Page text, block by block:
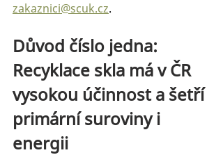
zakaznici@scuk.cz.
Důvod číslo jedna:
Recyklace skla má v ČR
vysokou účinnost a šetří
primární suroviny i
energii